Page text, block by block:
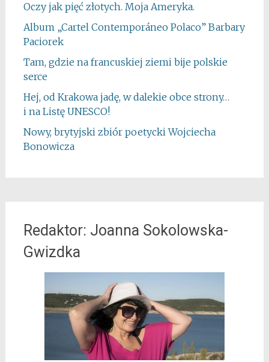
Oczy jak pięć złotych. Moja Ameryka.
Album „Cartel Contemporáneo Polaco” Barbary
Paciorek
Tam, gdzie na francuskiej ziemi bije polskie
serce
Hej, od Krakowa jadę, w dalekie obce strony…
i na Listę UNESCO!
Nowy, brytyjski zbiór poetycki Wojciecha
Bonowicza
Redaktor: Joanna Sokolowska-
Gwizdka